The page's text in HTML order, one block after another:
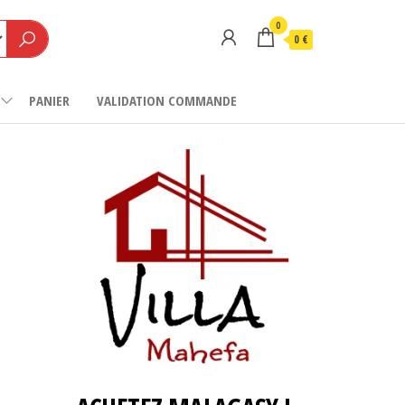
0
0 €
PANIER VALIDATION COMMANDE